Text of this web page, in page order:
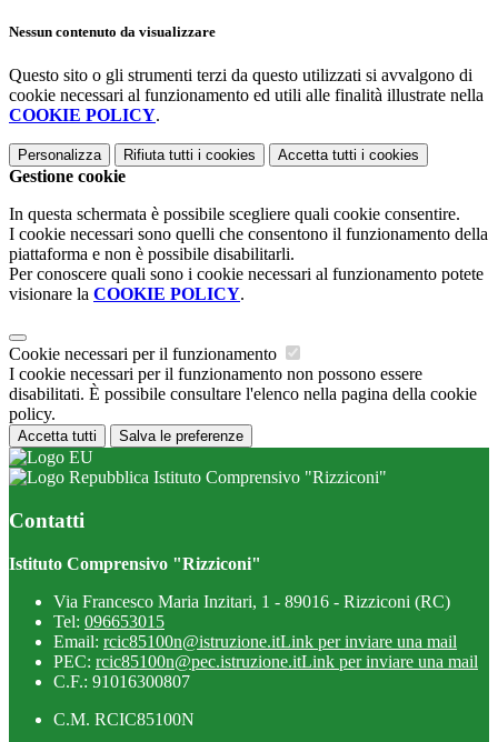
Nessun contenuto da visualizzare
Questo sito o gli strumenti terzi da questo utilizzati si avvalgono di
cookie necessari al funzionamento ed utili alle finalità illustrate nella
COOKIE POLICY.
Personalizza Rifiuta tutti i cookies Accetta tutti i cookies
Gestione cookie
In questa schermata è possibile scegliere quali cookie consentire.
I cookie necessari sono quelli che consentono il funzionamento della
piattaforma e non è possibile disabilitarli.
Per conoscere quali sono i cookie necessari al funzionamento potete
visionare la COOKIE POLICY.
Cookie necessari per il funzionamento
I cookie necessari per il funzionamento non possono essere
disabilitati. È possibile consultare l'elenco nella pagina della cookie
policy.
Accetta tutti Salva le preferenze
Istituto Comprensivo "Rizziconi"
Contatti
Istituto Comprensivo "Rizziconi"
Via Francesco Maria Inzitari, 1 - 89016 - Rizziconi (RC)
Tel: 096653015
Email: rcic85100n@istruzione.itLink per inviare una mail
PEC: rcic85100n@pec.istruzione.itLink per inviare una mail
C.F.: 91016300807
C.M. RCIC85100N